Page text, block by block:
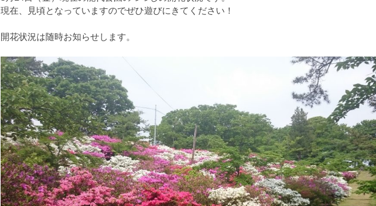
現在、見頃となっていますのでぜひ遊びにきてください！
開花状況は随時お知らせします。